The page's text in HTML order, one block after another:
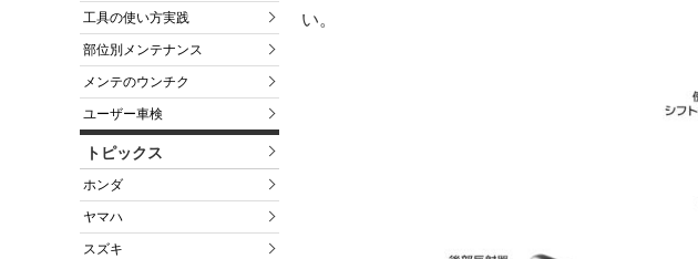
工具の使い方実践
部位別メンテナンス
メンテのウンチク
ユーザー車検
トピックス
ホンダ
ヤマハ
スズキ
い。